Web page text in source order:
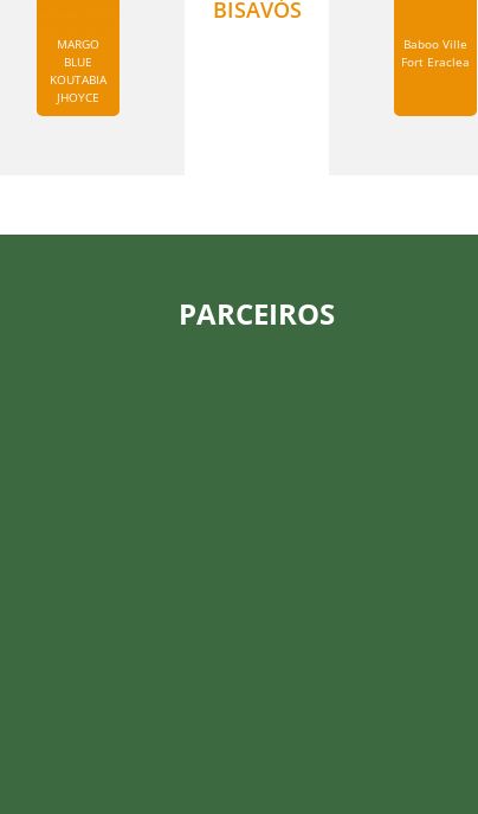
MARGO
BLUE
KOUTABIA
JHOYCE
BISAVÓS
Baboo Ville
Fort Eraclea
PARCEIROS